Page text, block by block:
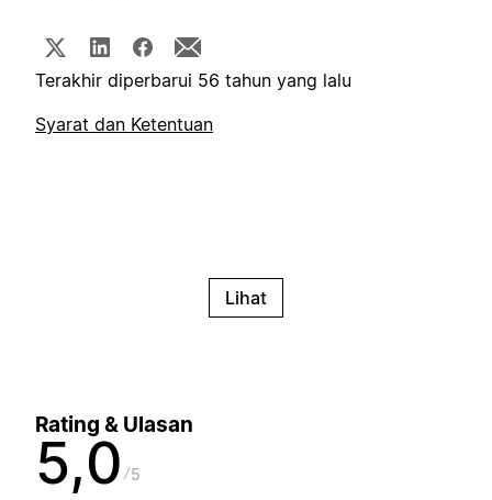
Terakhir diperbarui 56 tahun yang lalu
Syarat dan Ketentuan
Lihat
Rating & Ulasan
5,0 5